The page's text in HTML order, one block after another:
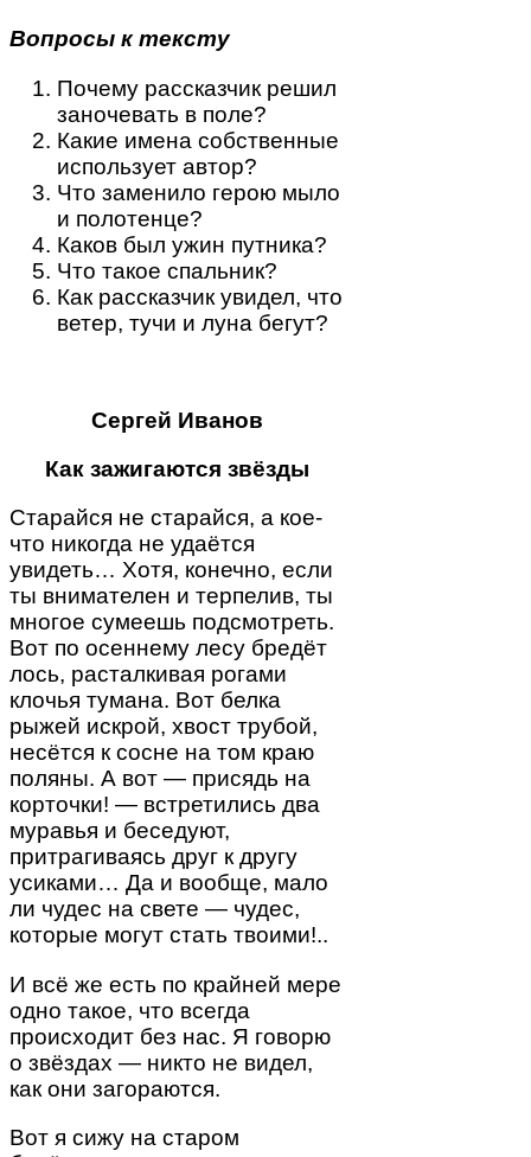
Вопросы к тексту
Почему рассказчик решил
заночевать в поле?
Какие имена собственные
использует автор?
Что заменило герою мыло
и полотенце?
Каков был ужин путника?
Что такое спальник?
Как рассказчик увидел, что
ветер, тучи и луна бегут?
Сергей Иванов
Как зажигаются звёзды
Старайся не старайся, а кое-
что никогда не удаётся
увидеть… Хотя, конечно, если
ты внимателен и терпелив, ты
многое сумеешь подсмотреть.
Вот по осеннему лесу бредёт
лось, расталкивая рогами
клочья тумана. Вот белка
рыжей искрой, хвост трубой,
несётся к сосне на том краю
поляны. А вот — присядь на
корточки! — встретились два
муравья и беседуют,
притрагиваясь друг к другу
усиками… Да и вообще, мало
ли чудес на свете — чудес,
которые могут стать твоими!..
И всё же есть по крайней мере
одно такое, что всегда
происходит без нас. Я говорю
о звёздах — никто не видел,
как они загораются.
Вот я сижу на старом